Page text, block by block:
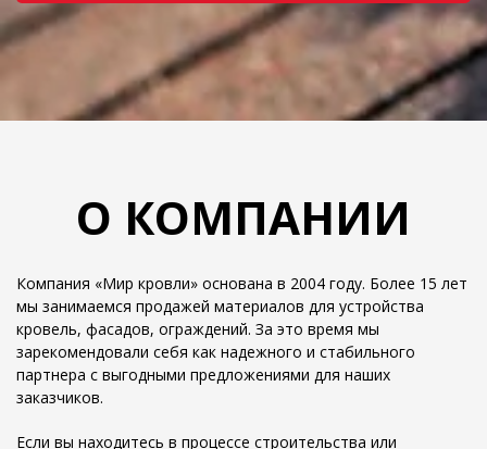
О КОМПАНИИ
Компания «Мир кровли» основана в 2004 году. Более 15 лет
мы занимаемся продажей материалов для устройства
кровель, фасадов, ограждений. За это время мы
зарекомендовали себя как надежного и стабильного
партнера с выгодными предложениями для наших
заказчиков.
Если вы находитесь в процессе строительства или